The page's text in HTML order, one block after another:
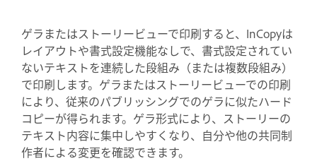
ゲラまたはストーリービューで印刷すると、InCopyは
レイアウトや書式設定機能なしで、書式設定されてい
ないテキストを連続した段組み（または複数段組み）
で印刷します。ゲラまたはストーリービューでの印刷
により、従来のパブリッシングでのゲラに似たハード
コピーが得られます。ゲラ形式により、ストーリーの
テキスト内容に集中しやすくなり、自分や他の共同制
作者による変更を確認できます。